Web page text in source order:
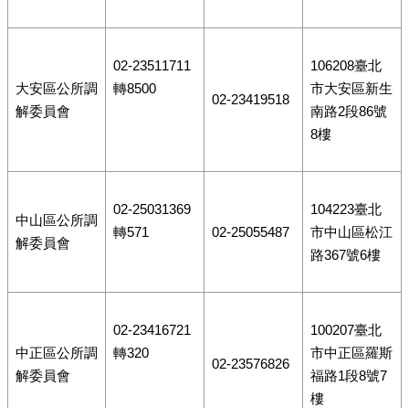
大安區公所調
解委員會
02-23511711
轉8500
02-23419518
106208臺北
市大安區新生
南路2段86號
8樓
中山區公所調
解委員會
02-25031369
轉571
02-25055487
104223臺北
市中山區松江
路367號6樓
中正區公所調
解委員會
02-23416721
轉320
02-23576826
100207臺北
市中正區羅斯
福路1段8號7
樓